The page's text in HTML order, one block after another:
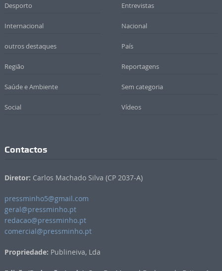
Desporto Entrevistas
Internacional Nacional
outros destaques País
Região Reportagens
Saúde e Ambiente Sem categoria
Social Vídeos
Contactos
Diretor: Carlos Machado Silva (CP 2037-A)
pressminho5@gmail.com
geral@pressminho.pt
redacao@pressminho.pt
comercial@pressminho.pt
Propriedade: Publineiva, Lda